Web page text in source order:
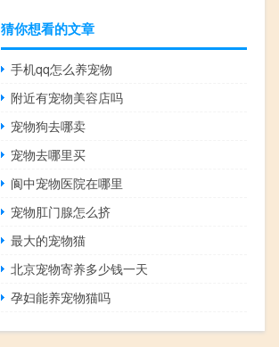
猜你想看的文章
手机qq怎么养宠物
附近有宠物美容店吗
宠物狗去哪卖
宠物去哪里买
阆中宠物医院在哪里
宠物肛门腺怎么挤
最大的宠物猫
北京宠物寄养多少钱一天
孕妇能养宠物猫吗